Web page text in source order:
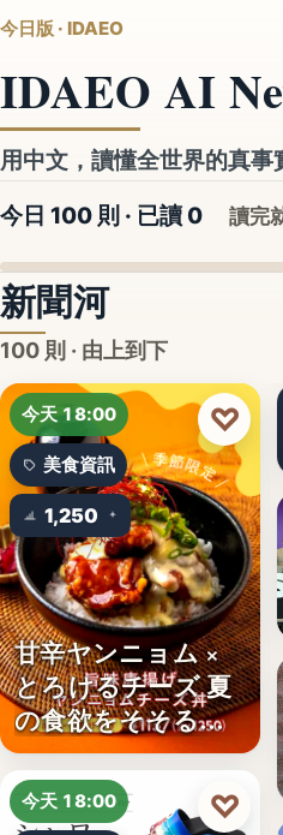
今日版 · IDAEO
IDAEO AI
用中文，讀懂全世界的真事
今日 100 則 · 已讀 0 讀完
新聞河
100 則 · 由上到下
今天 18:00
美食資訊
1,250
甘辛ヤンニョム ×
とろけるチーズ 夏
の食欲をそそる
“旨…
♡
今天 18:00 ♡